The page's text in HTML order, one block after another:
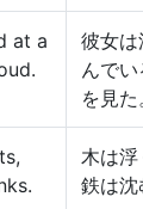
at a
彼女は
んでい
を見た
木は浮
鉄は沈